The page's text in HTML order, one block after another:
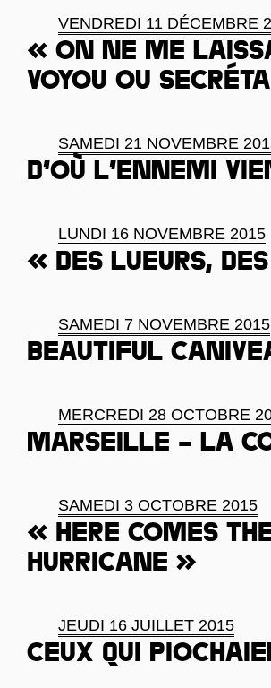
VENDREDI 11 DÉCEMBRE
« On ne me
voyou ou
SAMEDI 21 NOVEMBRE
D’où l’ennemi
LUNDI 16 NOVEMBRE 2015
« Des lueurs,
SAMEDI 7 NOVEMBRE 2015
Beautiful
MERCREDI 28 OCTOBRE
Marseille – la
SAMEDI 3 OCTOBRE 2015
« Here comes
Hurricane »
JEUDI 16 JUILLET 2015
Ceux qui